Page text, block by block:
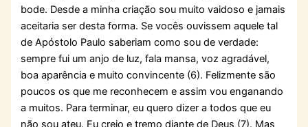
bode. Desde a minha criação sou muito vaidoso e jamais
aceitaria ser desta forma. Se vocês ouvissem aquele tal
de Apóstolo Paulo saberiam como sou de verdade:
sempre fui um anjo de luz, fala mansa, voz agradável,
boa aparência e muito convincente (6). Felizmente são
poucos os que me reconhecem e assim vou enganando
a muitos. Para terminar, eu quero dizer a todos que eu
não sou ateu. Eu creio e tremo diante de Deus (7). Mas